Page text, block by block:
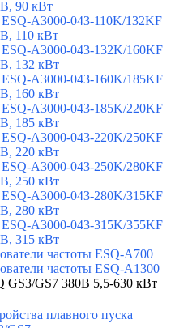
90 кВт
A3000-043-110K/132KF
110 кВт
A3000-043-132K/160KF
132 кВт
A3000-043-160K/185KF
160 кВт
A3000-043-185K/220KF
185 кВт
A3000-043-220K/250KF
220 кВт
A3000-043-250K/280KF
250 кВт
A3000-043-280K/315KF
280 кВт
A3000-043-315K/355KF
315 кВт
частоты ESQ-A700
частоты ESQ-A1300
GS7 380В 5,5-630 кВт
плавного пуска